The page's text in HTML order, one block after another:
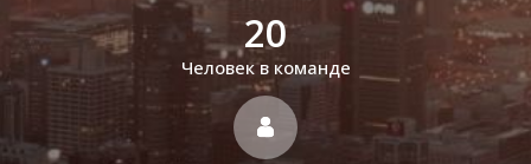
20
Человек в команде